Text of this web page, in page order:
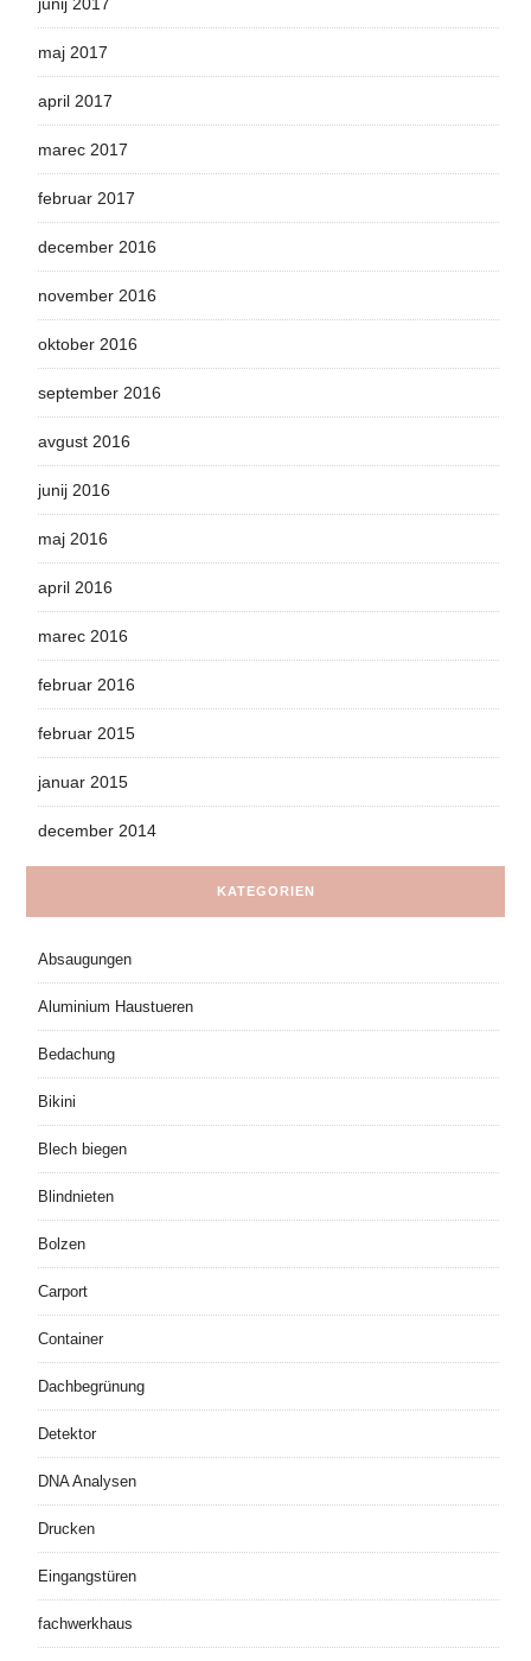
maj 2017
april 2017
marec 2017
februar 2017
december 2016
november 2016
oktober 2016
september 2016
avgust 2016
junij 2016
maj 2016
april 2016
marec 2016
februar 2016
februar 2015
januar 2015
december 2014
KATEGORIEN
Absaugungen
Aluminium Haustueren
Bedachung
Bikini
Blech biegen
Blindnieten
Bolzen
Carport
Container
Dachbegrünung
Detektor
DNA Analysen
Drucken
Eingangstüren
fachwerkhaus